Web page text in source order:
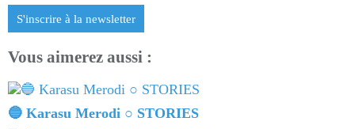
S'inscrire à la newsletter
Vous aimerez aussi :
🔵 Karasu Merodi ○ STORIES